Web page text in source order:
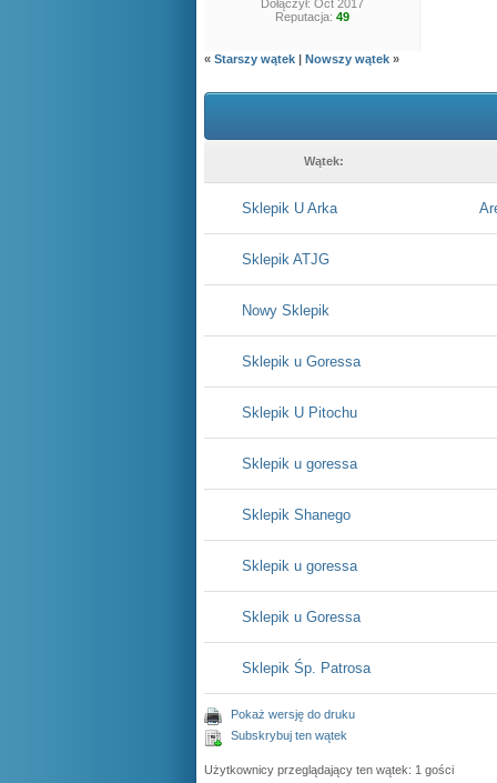
Dołączył: Oct 2017
Reputacja: 49
« Starszy wątek | Nowszy wątek »
Wątek:
Sklepik U Arka
Sklepik ATJG
Nowy Sklepik
Sklepik u Goressa
Sklepik U Pitochu
Sklepik u goressa
Sklepik Shanego
Sklepik u goressa
Sklepik u Goressa
Sklepik Śp. Patrosa
Pokaż wersję do druku
Subskrybuj ten wątek
Użytkownicy przeglądający ten wątek: 1 gości